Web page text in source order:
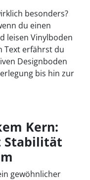
besonders?
du einen
leisen Vinylboden
Text erfährst du
Designboden
bis hin zur
Kern:
Stabilität
gewöhnlicher